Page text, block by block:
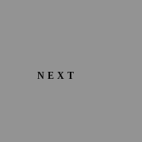
NEXT